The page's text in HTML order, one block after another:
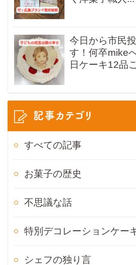
今日から市民
す！何卒mike
日ケーキ12品
記事カテゴリ
すべての記事
お菓子の歴史
不思議な話
特別デコレーションケー
シェフの独り言